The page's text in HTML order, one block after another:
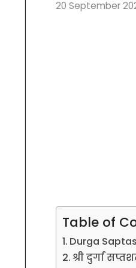
20 September
Table of
Durga
श्री दुर्गा